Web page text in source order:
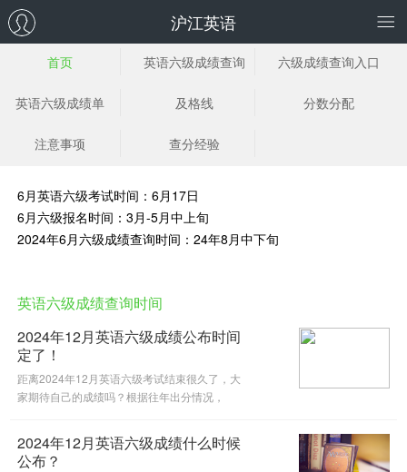
沪江英语
首页
英语六级成绩查询
六级成绩查询入口
英语六级成绩单 及格线 分数分配
注意事项 查分经验
6月英语六级考试时间：6月17日
6月六级报名时间：3月-5月中上旬
2024年6月六级成绩查询时间：24年8月中下旬
英语六级成绩查询时间
2024年12月英语六级成绩公布时间
定了！
距离2024年12月英语六级考试结束很久了，大
家期待自己的成绩吗？根据往年出分情况，
日-2月28日那周发布。请同学们耐心等待。
2024年12月英语六级成绩什么时候
公布？